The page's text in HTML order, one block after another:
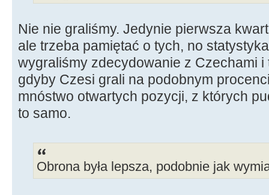
Nie nie graliśmy. Jedynie pierwsza
ale trzeba pamiętać o tych, no
wygraliśmy zdecydowanie z Czechami
gdyby Czesi grali na podobnym
mnóstwo otwartych pozycji, z których
to samo.
Obrona była lepsza, podobnie jak